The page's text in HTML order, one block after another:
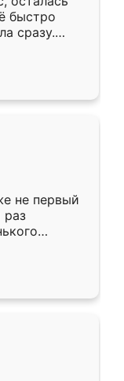
быстро
сразу.
к
Собрали
даже
не первый
раз
раз
очень
из
здесь.